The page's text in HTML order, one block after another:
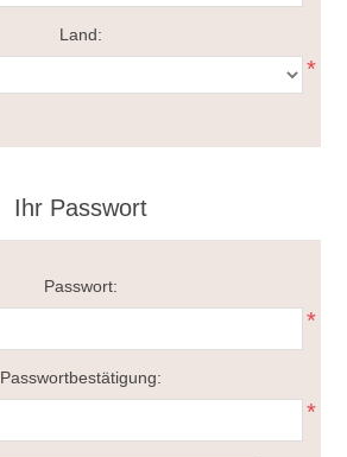
Land:
*
Ihr Passwort
Passwort:
*
Passwortbestätigung:
*